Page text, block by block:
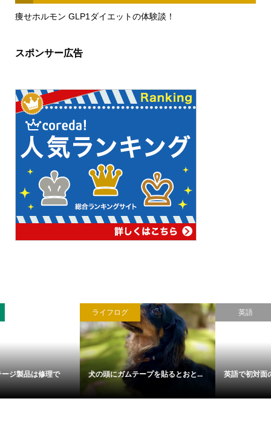
痩せホルモン GLP1ダイエットの体験談！
スポンサー広告
犬の頭にガムテープを貼るとおと...
英語
英語で初対面の人と挨拶をする際...